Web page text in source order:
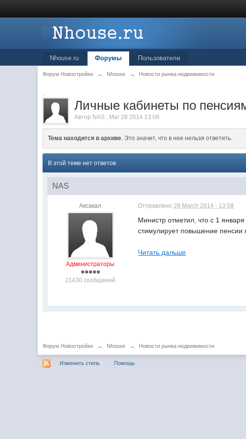
Nhouse.ru Форумы Пользователи
Форум Новостройки → Nhouse → Новости рынка недвижимости
.
Личные кабинеты по
Автор NAS , Mar 28 2014 13:08
Тема находится в архиве. Это значит, что в нее нельзя ответить.
В этой теме нет ответов
NAS
Аксакал
Администраторы
21430 сообщений
Отправлено28 March 2014 - 13:08
Министр отметил, что с 1
стимулирует повышение пенсии
Читать дальше
Форум Новостройки → Nhouse → Новости рынка недвижимости
Изменить стиль Помощь